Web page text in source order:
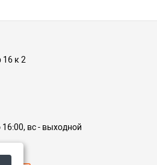
16 к 2
16:00, вс - выходной